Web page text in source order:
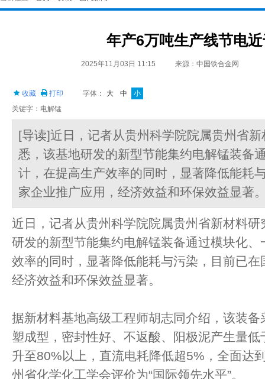
年产6万吨生产线节电
2025年11月03日 11:15 来源：中国铁合金网
收藏 打印 字体： 大 中
小
关键字：电解锰
[导读]近日，记者从贵州科学院院属贵州省
悉，该基地研发的新型节能集约电解锰装备
计，在提高生产效率的同时，显著降低能耗
家企业推广应用，经济效益和环保效益显著
近日，记者从贵州科学院院属贵州省新材料
研发的新型节能集约电解锰装备通过模块化
效率的同时，显著降低能耗与污染，目前已
经济效益和环保效益显著。
据新材料基地高级工程师胡志同介绍，该装
塑成型，密封性好、不返酸、阳极泥产生量
升至80%以上，直流电耗降低超5%，全面达
州省化学化工学会评价为“国际领先水平”。